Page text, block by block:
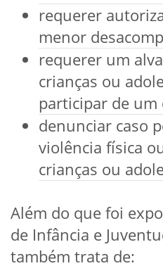
requerer
menor
requerer um
crianças ou
participar de um
denunciar caso
violência física
crianças ou
Além do que foi
de Infância e
também trata de: